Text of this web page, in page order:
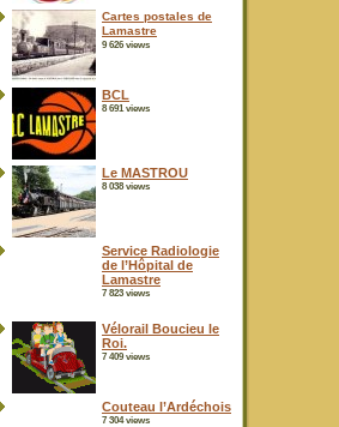
Cartes postales de
Lamastre
9 626 views
BCL
8 691 views
Le MASTROU
8 038 views
Service Radiologie
de l’Hôpital de
Lamastre
7 823 views
Vélorail Boucieu le
Roi.
7 409 views
Couteau l’Ardéchois
7 304 views